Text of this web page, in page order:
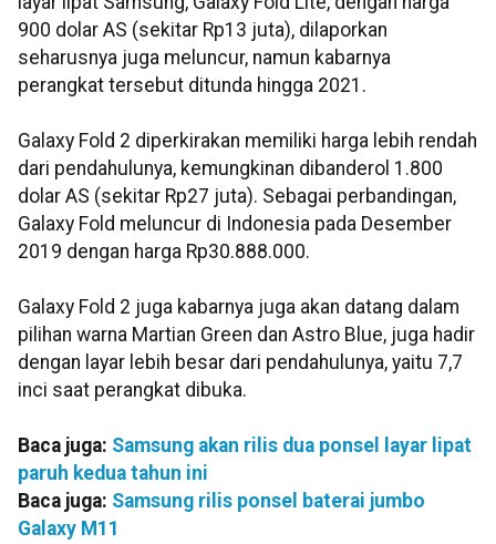
900 dolar AS (sekitar Rp13 juta), dilaporkan
seharusnya juga meluncur, namun kabarnya
perangkat tersebut ditunda hingga 2021.
Galaxy Fold 2 diperkirakan memiliki harga lebih rendah
dari pendahulunya, kemungkinan dibanderol 1.800
dolar AS (sekitar Rp27 juta). Sebagai perbandingan,
Galaxy Fold meluncur di Indonesia pada Desember
2019 dengan harga Rp30.888.000.
Galaxy Fold 2 juga kabarnya juga akan datang dalam
pilihan warna Martian Green dan Astro Blue, juga hadir
dengan layar lebih besar dari pendahulunya, yaitu 7,7
inci saat perangkat dibuka.
Baca juga: Samsung akan rilis dua ponsel layar lipat
paruh kedua tahun ini
Baca juga: Samsung rilis ponsel baterai jumbo
Galaxy M11